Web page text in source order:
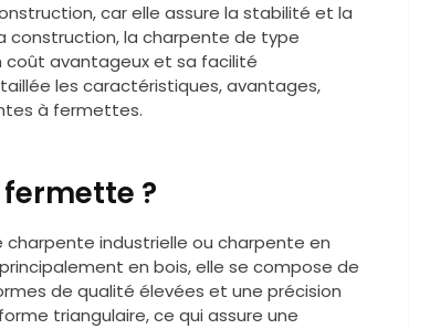
car elle assure la stabilité et la
construction, la charpente de type
avantageux et sa facilité
les caractéristiques, avantages,
à fermettes.
?
industrielle ou charpente en
en bois, elle se compose de
de qualité élevées et une précision
triangulaire, ce qui assure une